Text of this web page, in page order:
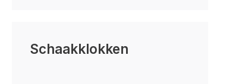
Schaakklokken